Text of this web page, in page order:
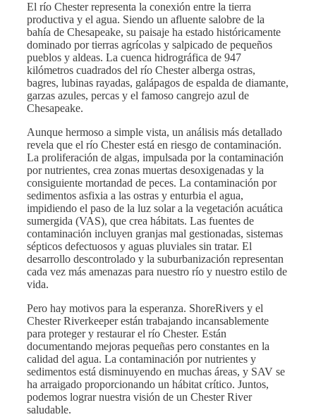
El río Chester representa la conexión entre la tierra
productiva y el agua. Siendo un afluente salobre de la
bahía de Chesapeake, su paisaje ha estado históricamente
dominado por tierras agrícolas y salpicado de pequeños
pueblos y aldeas. La cuenca hidrográfica de 947
kilómetros cuadrados del río Chester alberga ostras,
bagres, lubinas rayadas, galápagos de espalda de diamante,
garzas azules, percas y el famoso cangrejo azul de
Chesapeake.
Aunque hermoso a simple vista, un análisis más detallado
revela que el río Chester está en riesgo de contaminación.
La proliferación de algas, impulsada por la contaminación
por nutrientes, crea zonas muertas desoxigenadas y la
consiguiente mortandad de peces. La contaminación por
sedimentos asfixia a las ostras y enturbia el agua,
impidiendo el paso de la luz solar a la vegetación acuática
sumergida (VAS), que crea hábitats. Las fuentes de
contaminación incluyen granjas mal gestionadas, sistemas
sépticos defectuosos y aguas pluviales sin tratar. El
desarrollo descontrolado y la suburbanización representan
cada vez más amenazas para nuestro río y nuestro estilo de
vida.
Pero hay motivos para la esperanza. ShoreRivers y el
Chester Riverkeeper están trabajando incansablemente
para proteger y restaurar el río Chester. Están
documentando mejoras pequeñas pero constantes en la
calidad del agua. La contaminación por nutrientes y
sedimentos está disminuyendo en muchas áreas, y SAV se
ha arraigado proporcionando un hábitat crítico. Juntos,
podemos lograr nuestra visión de un Chester River
saludable.